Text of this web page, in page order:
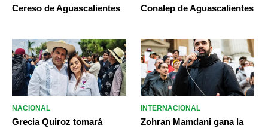
Cereso de Aguascalientes
Conalep de Aguascalientes
NACIONAL
Grecia Quiroz tomará
INTERNACIONAL
Zohran Mamdani gana la